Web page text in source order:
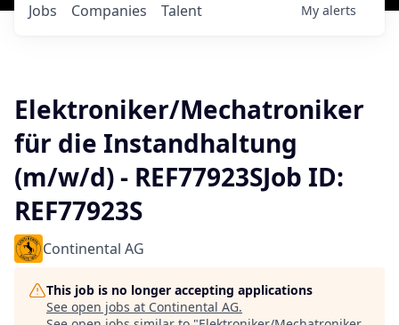
Jobs Companies Talent My alerts
Elektroniker/Mechatroniker
für die Instandhaltung
(m/w/d) - REF77923SJob ID:
REF77923S
Continental AG
This job is no longer accepting applications
See open jobs at Continental AG.